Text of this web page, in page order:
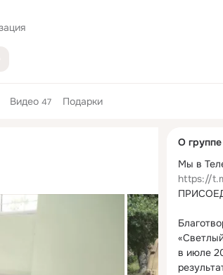
Видео 47 Подарки
колонка
О группе
https://
в июле